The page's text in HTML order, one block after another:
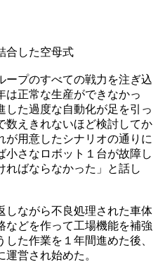
合した空母式
ープのすべての戦力を注ぎ込
は正常な生産ができなかっ
した過度な自動化が足を引っ
数えきれないほど検討してか
が用意したシナリオの通りに
小さなロボット１台が故障し
ればならなかった」と話し
しながら不良処理された車体
などを作って工場機能を補強
た作業を１年間進めた後、
営され始めた。